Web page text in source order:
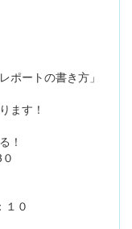
ポートの書き方」
ます！
！
１０